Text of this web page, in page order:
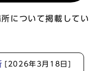
について掲載してい
[2026年3月18日]